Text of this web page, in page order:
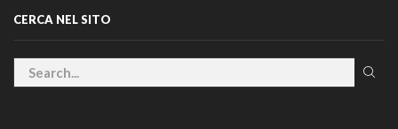
CERCA NEL SITO